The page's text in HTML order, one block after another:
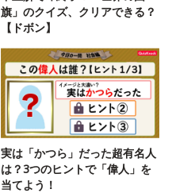
旗」のクイズ、クリアできる？
【ドボン】
実は「かつら」だった超有名人
は？3つのヒントで「偉人」を
当てよう！